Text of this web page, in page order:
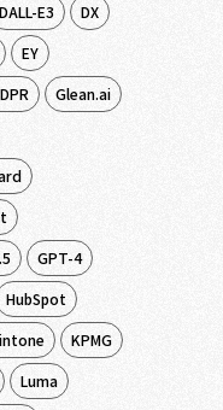
DALL-E3
DX
EY
Glean.ai
GPT-4
HubSpot
KPMG
Luma